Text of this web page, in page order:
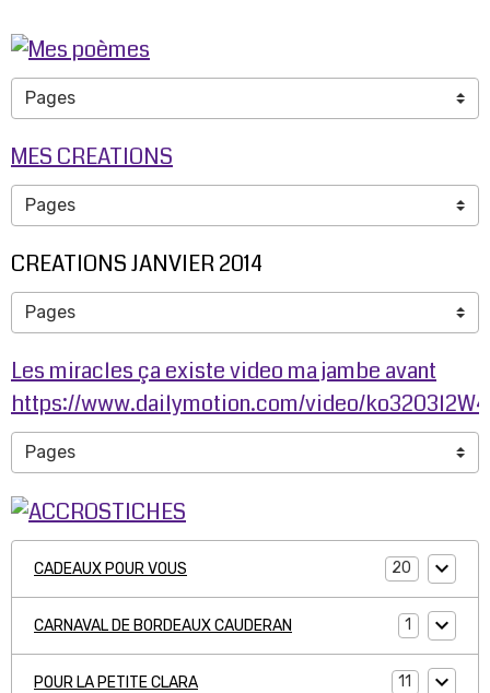
MES CREATIONS
CREATIONS JANVIER 2014
Les miracles ça existe video ma jambe avant
https://www.dailymotion.com/video/
CADEAUX POUR VOUS 20
CARNAVAL DE BORDEAUX CAUDERAN 1
POUR LA PETITE CLARA 11